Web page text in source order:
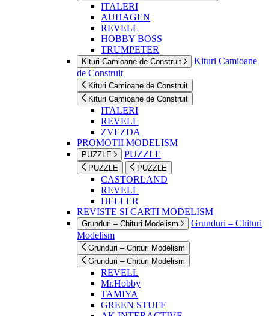
ITALERI
AUHAGEN
REVELL
HOBBY BOSS
TRUMPETER
Kituri Camioane de Construit
Kituri Camioane
de Construit
Kituri Camioane de Construit
Kituri Camioane de Construit
ITALERI
REVELL
ZVEZDA
PROMOTII MODELISM
PUZZLE PUZZLE
PUZZLE PUZZLE
CASTORLAND
REVELL
HELLER
REVISTE SI CARTI MODELISM
Grunduri – Chituri Modelism
Grunduri – Chituri
Modelism
Grunduri – Chituri Modelism
Grunduri – Chituri Modelism
REVELL
Mr.Hobby
TAMIYA
GREEN STUFF